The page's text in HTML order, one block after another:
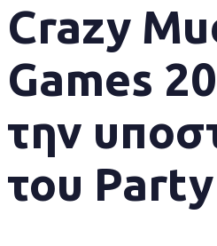
Crazy
Games
την
του Party